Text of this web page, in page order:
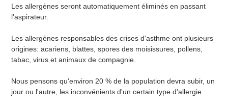
Les allergènes seront automatiquement éliminés en passant
l'aspirateur.
Les allergènes responsables des crises d'asthme ont plusieurs
origines: acariens, blattes, spores des moisissures, pollens,
tabac, virus et animaux de compagnie.
Nous pensons qu'environ 20 % de la population devra subir, un
jour ou l'autre, les inconvénients d'un certain type d'allergie.